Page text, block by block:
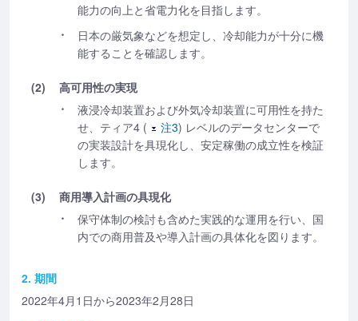
能力の向上と省電力化を目指します。
日本の厳気象などを想定し、冷却能力が十分に機
能することを確認します。
(2)
高可用性の実現
液浸冷却装置および外気冷却装置に可用性を持た
せ、ティア4 (
注3) レベルのデータセンターで
の実装設計を具現化し、安定稼働の成立性を検証
します。
(3)
商用導入計画の具現化
保守体制の検討も含めた実践的な運用を行い、国
内での商用普及や導入計画の具体化を図ります。
2. 期間
2022年4月1日から2023年2月28日